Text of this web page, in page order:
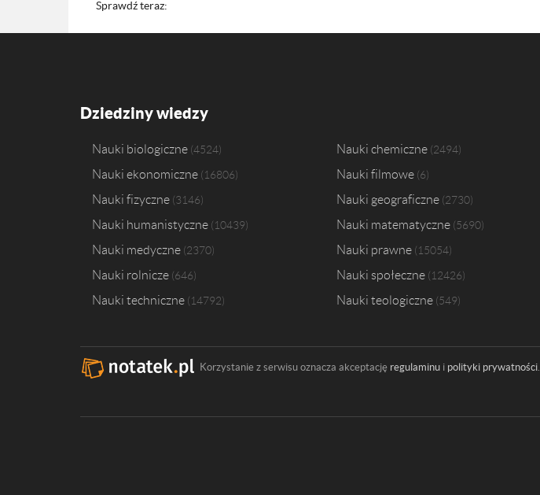
Sprawdź teraz:
Dziedziny wiedzy
Nauki biologiczne 4524 Nauki chemiczne 2494
Nauki ekonomiczne 16806 Nauki filmowe 6
Nauki fizyczne 3146 Nauki geograficzne 2730
Nauki humanistyczne 10439 Nauki matematyczne 5690
Nauki medyczne 2370 Nauki prawne 15054
Nauki rolnicze 646 Nauki społeczne 12426
Nauki techniczne 14792 Nauki teologiczne 549
Korzystanie z serwisu oznacza akceptację regulaminu i polityki prywatności.